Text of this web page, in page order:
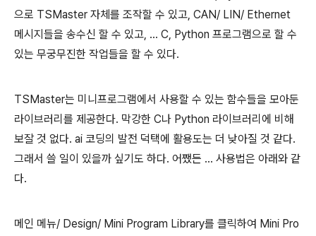
으로 TSMaster 자체를 조작할 수 있고, CAN/ LIN/ Ethernet
메시지들을 송수신 할 수 있고, ... C, Python 프로그램으로 할 수
있는 무궁무진한 작업들을 할 수 있다.
TSMaster는 미니프로그램에서 사용할 수 있는 함수들을 모아둔
라이브러리를 제공한다. 막강한 C나 Python 라이브러리에 비해
보잘 것 없다. ai 코딩의 발전 덕택에 활용도는 더 낮아질 것 같다.
그래서 쓸 일이 있을까 싶기도 하다. 어쨌든 ... 사용법은 아래와 같
다.
메인 메뉴/ Design/ Mini Program Library를 클릭하여 Mini Pro